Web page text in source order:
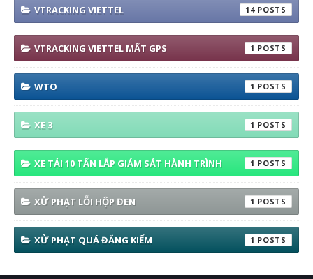
VTRACKING VIETTEL 14
VTRACKING VIETTEL MẤT GPS 1
WTO 1
XE 3 1
XE TẢI 10 TẤN LẮP GIÁM SÁT HÀNH TRÌNH 1
XỬ PHẠT LỖI HỘP ĐEN 1
XỬ PHẠT QUÁ ĐĂNG KIỂM 1